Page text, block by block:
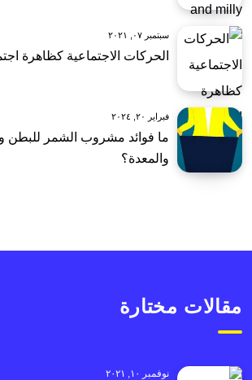
سبتمبر ٠٧, ٢٠٢١
الحركات الاجتماعية كظاهرة
فبراير ٢٠, ٢٠٢٤
ما فوائد مشروب الشمر للبطن
والمعدة؟
مقالات مختارة
نوفمبر ١٠, ٢٠٢١